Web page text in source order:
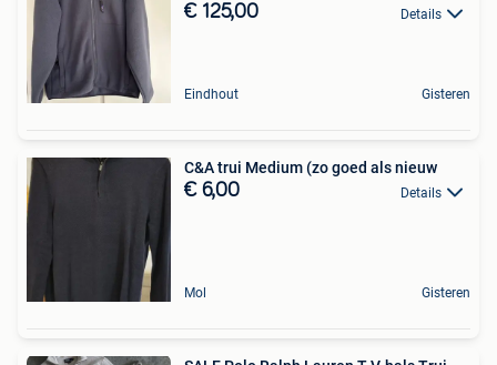
€ 125,00 Details
Eindhout Gisteren
C&A trui Medium (zo goed als nieuw
€ 6,00 Details
Mol Gisteren